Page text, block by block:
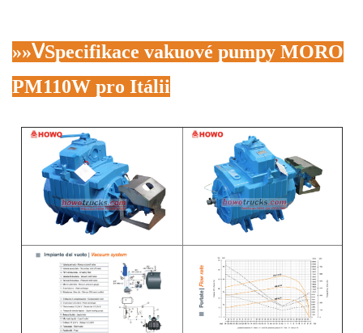
»»ⅤSpecifikace vakuové pumpy MORO
PM110W pro Itálii